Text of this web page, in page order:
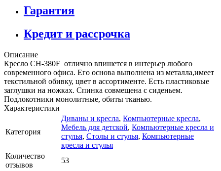
Гарантия
Кредит и рассрочка
Описание
Кресло CH-380F отлично впишется в интерьер любого
современного офиса. Его основа выполнена из металла,имеет
текстильной обивку, цвет в ассортименте. Есть пластиковые
заглушки на ножках. Спинка совмещена с сиденьем.
Подлокотники монолитные, обиты тканью.
Характеристики
Категория
Диваны и кресла, Компьютерные кресла,
Мебель для детской, Компьютерные кресла и
стулья, Столы и стулья, Компьютерные
кресла и стулья
Количество
отзывов
53